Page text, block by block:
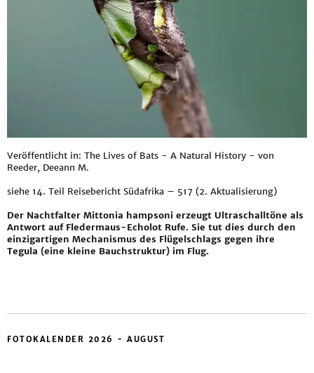
Veröffentlicht in: The Lives of Bats - A Natural History - von
Reeder, Deeann M.
siehe 14. Teil Reisebericht Südafrika – 517 (2. Aktualisierung)
Der Nachtfalter Mittonia hampsoni erzeugt Ultraschalltöne als
Antwort auf Fledermaus-Echolot Rufe. Sie tut dies durch den
einzigartigen Mechanismus des Flügelschlags gegen ihre
Tegula (eine kleine Bauchstruktur) im Flug.
FOTOKALENDER 2026 - AUGUST